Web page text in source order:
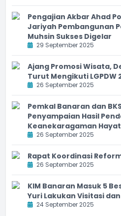
Pengajian Akbar Ahad
Jariyah Pembangunan
Muhsin Sukses Digelar
29 September 2025
Ajang Promosi Wisata,
Turut Mengikuti LGPDW
26 September 2025
Pemkal Banaran dan
Penyampaian Hasil
Keanekaragaman
26 September 2025
Rapat Koordinasi
26 September 2025
KIM Banaran Masuk 5
Yuri Lakukan Visitasi
24 September 2025